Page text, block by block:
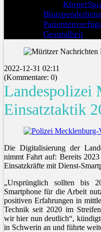
Gesundheit
2022-12-31 02:11
(Kommentare: 0)
Landespolizei
Einsatztaktik
Die Digitalisierung der
nimmt Fahrt auf: Bereits
Einsatzkräfte mit Dienst-
„Ursprünglich sollten bis
Smartphone für die Arbeit
positiven Erfahrungen in
Technik seit 2020 im
wir hier nun deutlich“,
in Schwerin an und führte